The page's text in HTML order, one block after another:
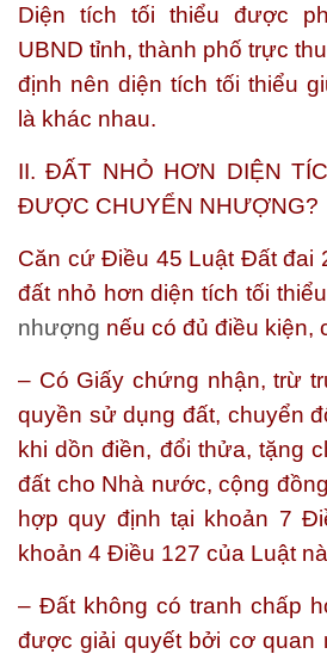
Diện tích tối thiểu được
UBND tỉnh, thành phố trực
định nên diện tích tối thiểu
là khác nhau.
II. ĐẤT NHỎ HƠN DIỆN
ĐƯỢC CHUYỂN NHƯỢNG?
Căn cứ Điều 45 Luật Đất đai
đất nhỏ hơn diện tích tối
nhượng nếu có đủ điều kiện,
– Có Giấy chứng nhận, trừ
quyền sử dụng đất, chuyển
khi dồn điền, đổi thửa, tặng
đất cho Nhà nước, cộng
hợp quy định tại khoản 7
khoản 4 Điều 127 của Luật
– Đất không có tranh chấp
được giải quyết bởi cơ quan